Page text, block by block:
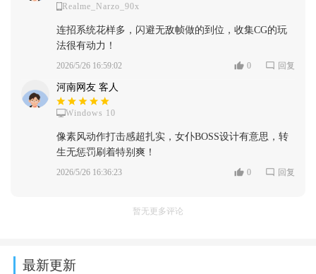
Realme_Narzo_90x
连招系统花样多，闪避无敌帧做的到位，收集CG的玩
法很有动力！
2026/5/26 16:59:02 0 回复
河南网友 客人
Windows 10
像素风动作打击感超扎实，女仆BOSS设计有意思，转
生无惩罚刷着特别爽！
2026/5/26 16:36:23 0 回复
暂无更多评论
最新更新